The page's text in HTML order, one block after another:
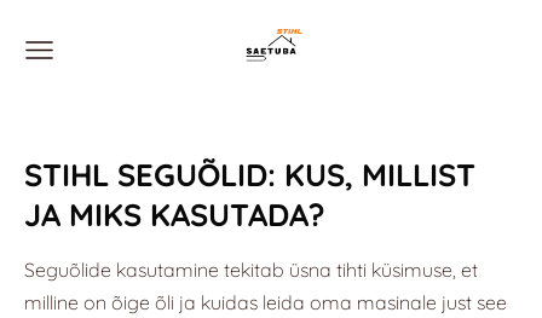
STIHL SEGUÕLID: KUS, MILLIST
JA MIKS KASUTADA?
Seguõlide kasutamine tekitab üsna tihti küsimuse, et
milline on õige õli ja kuidas leida oma masinale just see